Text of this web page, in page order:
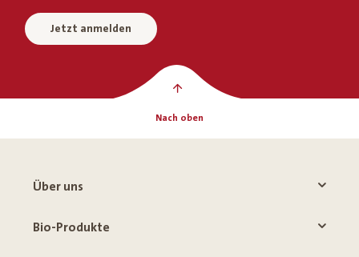
Jetzt anmelden
Nach oben
Über uns
Bio-Produkte